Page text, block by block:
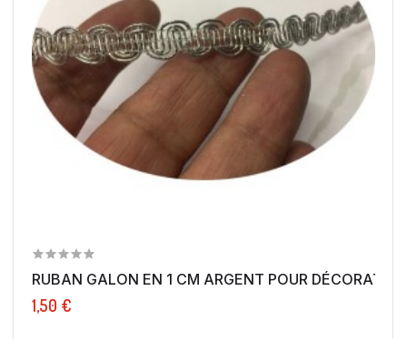
RUBAN GALON EN 1 CM ARGENT POUR
1,50 €